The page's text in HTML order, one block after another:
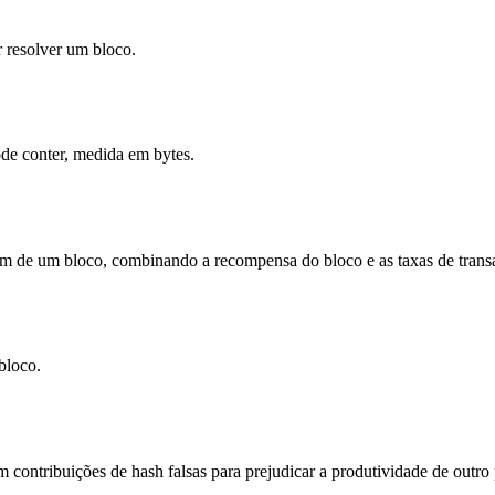
resolver um bloco.
conter, medida em bytes.
de um bloco, combinando a recompensa do bloco e as taxas de
de hash falsas para prejudicar a produtividade de